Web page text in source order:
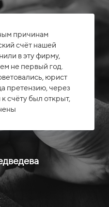
причинам
счёт нашей
в эту фирму,
не первый год.
юрист
претензию, через
счёту был открыт,